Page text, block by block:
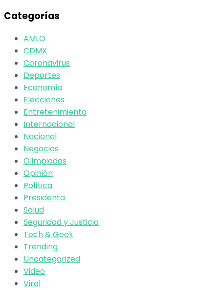
Categorías
AMLO
CDMX
Coronavirus
Deportes
Economía
Elecciones
Entretenimiento
Internacional
Nacional
Negocios
Olimpiadas
Opinión
Política
Presidenta
Salud
Seguridad y Justicia
Tech & Geek
Trending
Uncategorized
Video
Viral